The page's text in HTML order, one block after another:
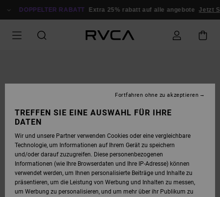
ZUR
DOPPELTER RABATT Extra 25% rabatt auf alle angebote Jetzt
TREFFEN SIE EINE AUSWAHL FÜR IHRE
DATEN
Wir und unsere Partner verwenden Cookies oder eine vergleichbare
Technologie, um Informationen auf Ihrem Gerät zu speichern
und/oder darauf zuzugreifen. Diese personenbezogenen
Informationen (wie Ihre Browserdaten und Ihre IP-Adresse) können
verwendet werden, um Ihnen personalisierte Beiträge und Inhalte zu
präsentieren, um die Leistung von Werbung und Inhalten zu messen,
um Werbung zu personalisieren, und um mehr über ihr Publikum zu
Fortfahren ohne zu akzeptieren